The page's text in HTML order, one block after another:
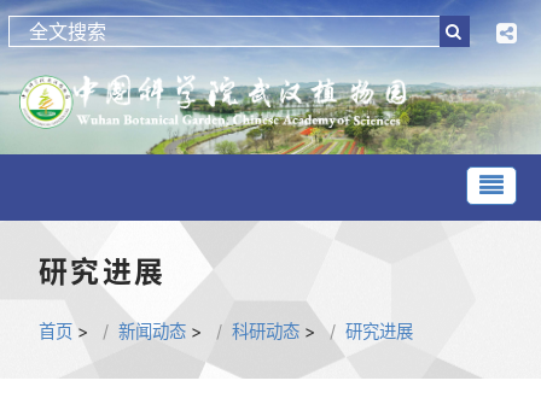
研究进展
首页 > 新闻动态 > 科研动态 > 研究进展